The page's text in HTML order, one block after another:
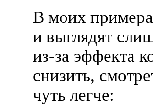
В моих
и выглядят
из-за эффекта
снизить,
чуть легче: